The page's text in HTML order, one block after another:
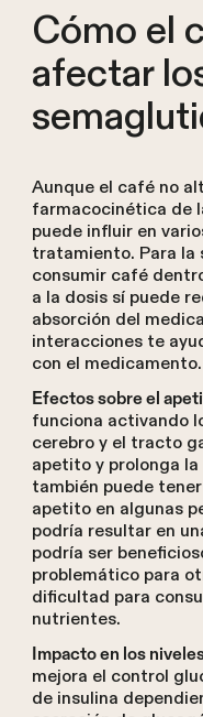
Cómo el
afectar
Aunque el café no
farmacocinética de
puede influir en
tratamiento. Para la
consumir café
a la dosis sí puede
absorción del
interacciones te
con el medicamento.
Efectos sobre el
funciona activando
cerebro y el tracto
apetito y prolonga
también puede
apetito en algunas
podría resultar en
podría ser
problemático para
dificultad para
nutrientes.
Impacto en los
mejora el control
de insulina